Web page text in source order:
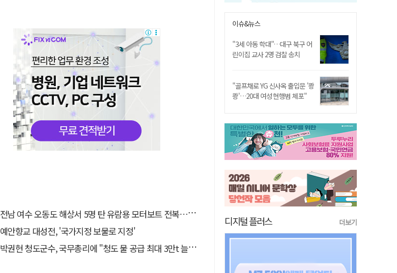
전남 여수 오동도 해상서 5명 탄 유람용 모터보트 전복…2명 숨져
예안향교 대성전, '국가지정 보물로 지정'
박권현 청도군수, 국무총리에 "청도 물 공급 최대 3만t 늘려달라"
이슈&뉴스
"3세 아동 학대"…대구 북구 어
린이집 교사 2명 검찰 송치
"골프채로 YG 신사옥 출입문 '쾅
쾅'…20대 여성 현행범 체포"
디지털 플러스 더보기